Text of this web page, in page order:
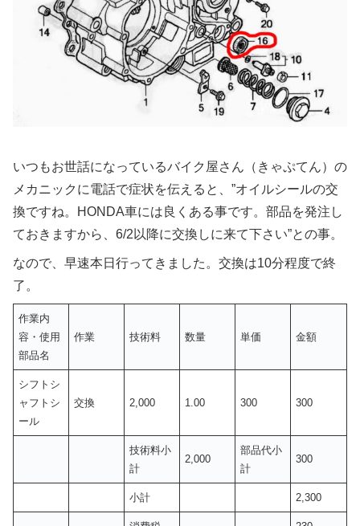
いつもお世話になっているバイク屋さん（きゃぷてん）の
メカニックに電話で症状を伝えると、”オイルシールの交
換ですね。HONDA車には良くある事です。部品を発注し
ておきますから、6/2以降に交換しに来て下さい”との事。
なので、早速本日行ってきました。交換は10分程度で終
了。
作業内
容・使用
部品名
作業 技術料 数量 単価 金額
シフトシ
ャフトシ
ール
交換 2,000 1.00 300 300
技術料小
計
2,000
部品代小
計
300
小計 2,300